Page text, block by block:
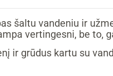
šaltu vandeniu ir
vertingesni, be to,
ir grūdus kartu su